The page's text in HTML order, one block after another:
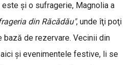
şi o sufragerie, Magnolia a
din Răcădău", unde îţi poţi
bază de rezervare. Vecinii din
şi evenimentele festive, li se